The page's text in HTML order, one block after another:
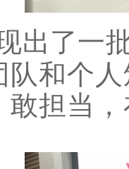
出了一
队和个
敢担当